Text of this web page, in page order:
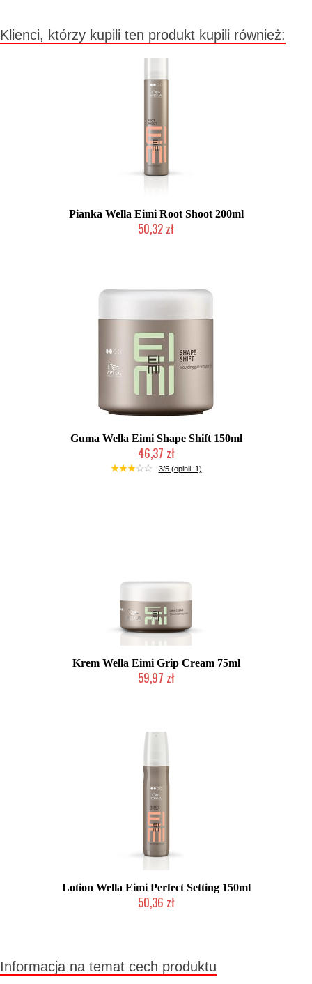
Klienci, którzy kupili ten produkt kupili również:
Pianka Wella Eimi Root Shoot 200ml
50,32 zł
Guma Wella Eimi Shape Shift 150ml
46,37 zł
Duża ilość (wysyłka w 24h)
3/5 (opinii: 1)
Krem Wella Eimi Grip Cream 75ml
59,97 zł
Lotion Wella Eimi Perfect Setting 150ml
50,36 zł
Informacja na temat cech produktu